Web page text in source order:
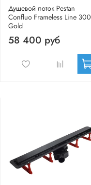
Душевой лоток Pestan
Confluo Frameless Line 300
Gold
58 400 руб